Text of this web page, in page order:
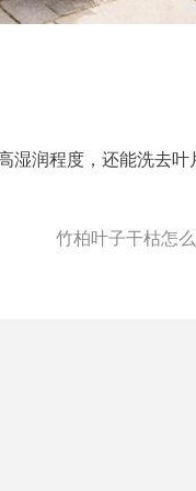
湿润程度，还能洗去叶
竹柏叶子干枯怎